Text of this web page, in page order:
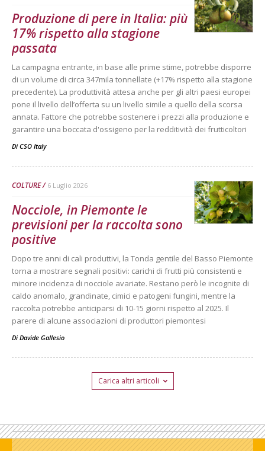
Produzione di pere in Italia: più
17% rispetto alla stagione
passata
La campagna entrante, in base alle prime stime, potrebbe disporre
di un volume di circa 347mila tonnellate (+17% rispetto alla stagione
precedente). La produttività attesa anche per gli altri paesi europei
pone il livello dell’offerta su un livello simile a quello della scorsa
annata. Fattore che potrebbe sostenere i prezzi alla produzione e
garantire una boccata d'ossigeno per la redditività dei frutticoltori
Di CSO Italy
COLTURE 6 Luglio 2026
Nocciole, in Piemonte le
previsioni per la raccolta sono
positive
Dopo tre anni di cali produttivi, la Tonda gentile del Basso Piemonte
torna a mostrare segnali positivi: carichi di frutti più consistenti e
minore incidenza di nocciole avariate. Restano però le incognite di
caldo anomalo, grandinate, cimici e patogeni fungini, mentre la
raccolta potrebbe anticiparsi di 10-15 giorni rispetto al 2025. Il
parere di alcune associazioni di produttori piemontesi
Di Davide Gallesio
Carica altri articoli